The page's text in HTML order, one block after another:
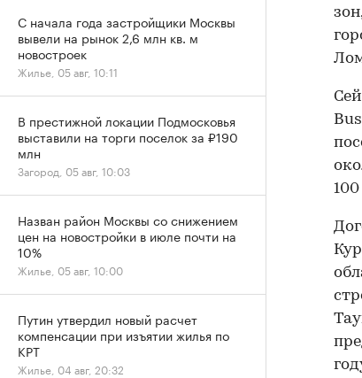
С начала года застройщики Москвы
вывели на рынок 2,6 млн кв. м
новостроек
Жилье, 05 авг, 10:11
В престижной локации Подмосковья
выставили на торги поселок за ₽190
млн
Загород, 05 авг, 10:03
Назван район Москвы со снижением
цен на новостройки в июле почти на
10%
Жилье, 05 авг, 10:00
Путин утвердил новый расчет
компенсации при изъятии жилья по
КРТ
Жилье, 04 авг, 20:32